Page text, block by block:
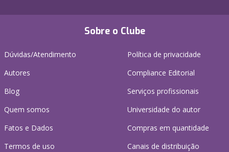
Sobre o Clube
Dúvidas/Atendimento
Autores
Blog
Quem somos
Fatos e Dados
Termos de uso
Política de privacidade
Compliance Editorial
Serviços profissionais
Universidade do autor
Compras em quantidade
Canais de distribuição